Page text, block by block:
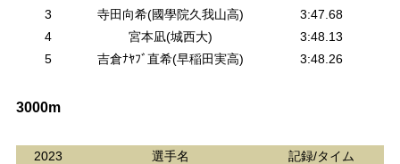
3
寺田向希(國學院久我山高)
3:47.68
4
宮本凪(城西大)
3:48.13
5
吉倉ﾅﾔﾌﾞ直希(早稲田実高) 3:48.26
3000m
2023 選手名
記録/タイム